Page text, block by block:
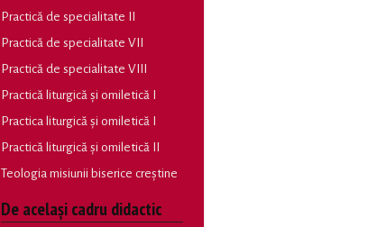
Practică de specialitate II
Practică de specialitate VII
Practică de specialitate VIII
Practică liturgică și omiletică I
Practica liturgică și omiletică I
Practică liturgică și omiletică II
Teologia misiunii biserice creștine
De același cadru didactic